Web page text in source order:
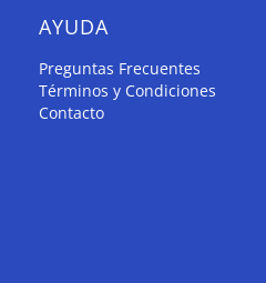
AYUDA
Preguntas Frecuentes
Términos y Condiciones
Contacto